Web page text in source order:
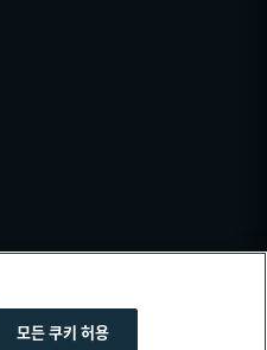
모든 쿠키 허용